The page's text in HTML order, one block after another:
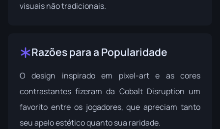
visuais não tradicionais.
Razões para a Popularidade
O design inspirado em pixel-art e as cores
contrastantes fizeram da Cobalt Disruption um
favorito entre os jogadores, que apreciam tanto
seu apelo estético quanto sua raridade.